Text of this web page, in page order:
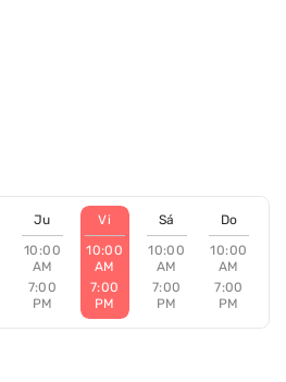
Ju
10:00
AM
7:00
PM
Vi
10:00
AM
7:00
PM
Sá
10:00
AM
7:00
PM
Do
10:00
AM
7:00
PM